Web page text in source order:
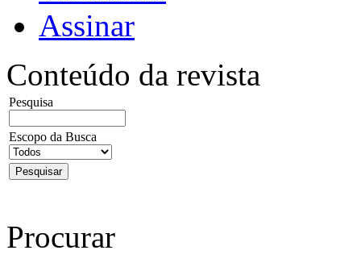
Assinar
Conteúdo da revista
Pesquisa
Escopo da Busca
Procurar